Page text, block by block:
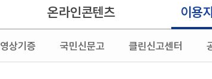
온라인콘텐츠 이용
영상기증 국민신문고 클린신고센터